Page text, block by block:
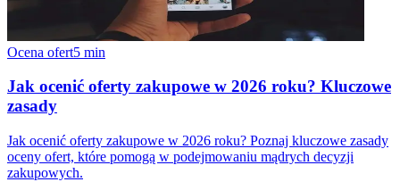
Ocena ofert5 min
Jak ocenić oferty zakupowe w 2026 roku? Kluczowe
zasady
Jak ocenić oferty zakupowe w 2026 roku? Poznaj kluczowe zasady
oceny ofert, które pomogą w podejmowaniu mądrych decyzji
zakupowych.